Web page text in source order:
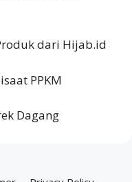
dari Hijab.id
PPKM
Dagang